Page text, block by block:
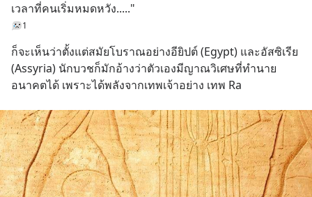
เวลาที่คนเริ่มหมดหวัง....."
1
ก็จะเห็นว่าตั้งแต่สมัยโบราณอย่างอียิปต์ (Egypt) และอัสซิเรีย
(Assyria) นักบวชก็มักอ้างว่าตัวเองมีญาณวิเศษที่ทำนาย
อนาคตได้ เพราะได้พลังจากเทพเจ้าอย่าง เทพ Ra